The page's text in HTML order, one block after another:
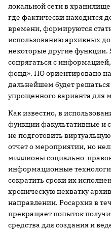
локальной сети в
где фактически находится
времени, формируются
использованию архивных
некоторые другие функции.
сопрягаться с
фонд». ПО ориентировано
дальнейшем будет решаться
упрощенного варианта для
Как известно, в
функции факультативные и
не подготовить
отчет о мероприятии, но
миллионы социально-
информационные
сократить сроки их
хроническую нехватку
направлении. Росархив в
прекращает попыток
средства для создания и